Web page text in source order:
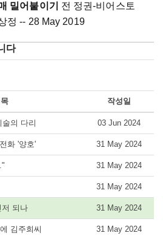
밀어붙이기 전 정권-비어스토
정 -- 28 May 2019
다
작성일
의 다리 03 Jun 2024
화 '양호' 31 May 2024
31 May 2024
31 May 2024
저 되나 31 May 2024
김주희씨 31 May 2024